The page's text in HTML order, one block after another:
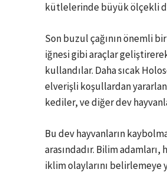
kütlelerinde büyük ölçekli
Son buzul çağının önemli
iğnesi gibi araçlar
kullandılar. Daha sıcak
elverişli koşullardan
kediler, ve diğer dev
Bu dev hayvanların
arasındadır. Bilim
iklim olaylarını belirlemeye